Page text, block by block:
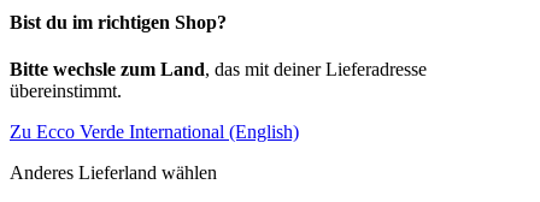
Bist du im richtigen Shop?
Bitte wechsle zum Land, das mit deiner Lieferadresse
übereinstimmt.
Zu Ecco Verde International (English)
Anderes Lieferland wählen